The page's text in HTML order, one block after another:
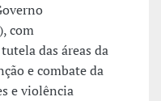
com
das áreas da
e combate da
e violência